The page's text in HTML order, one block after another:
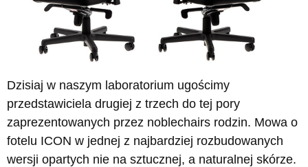
Dzisiaj w naszym laboratorium ugościmy
przedstawiciela drugiej z trzech do tej pory
zaprezentowanych przez noblechairs rodzin. Mowa o
fotelu ICON w jednej z najbardziej rozbudowanych
wersji opartych nie na sztucznej, a naturalnej skórze.